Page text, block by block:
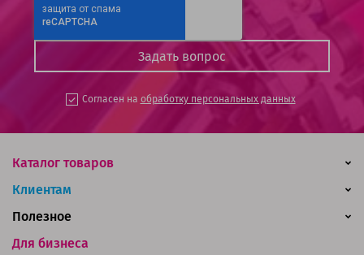
Согласен на обработку персональных данных
Каталог товаров
Клиентам
Для бизнеса
Полезное